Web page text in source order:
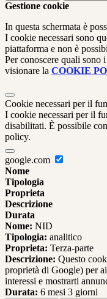
Gestione cookie
In questa schermata è
I cookie necessari sono
piattaforma e non è
Per conoscere quali sono
visionare la COOKIE
Cookie necessari per il
I cookie necessari per il
disabilitati. È possibile
policy.
google.com
Nome
Tipologia
Proprieta
Descrizione
Durata
Nome: NID
Tipologia: analitico
Proprieta: Terza-parte
Descrizione: Questo
proprietà di Google) per
interessi e mostrarti
Durata: 6 mesi 3 giorni